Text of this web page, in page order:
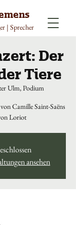
| Sprecher
Der
Tiere
Ulm, Podium
Camille Saint-Saëns
Loriot
ansehen